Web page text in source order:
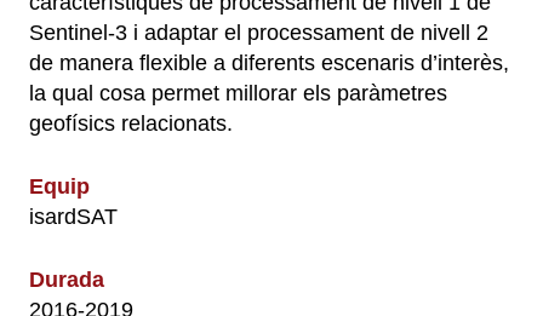
Sentinel-3 i adaptar el processament de nivell 2
de manera flexible a diferents escenaris d’interès,
la qual cosa permet millorar els paràmetres
geofísics relacionats.
Equip
isardSAT
Durada
2016-2019